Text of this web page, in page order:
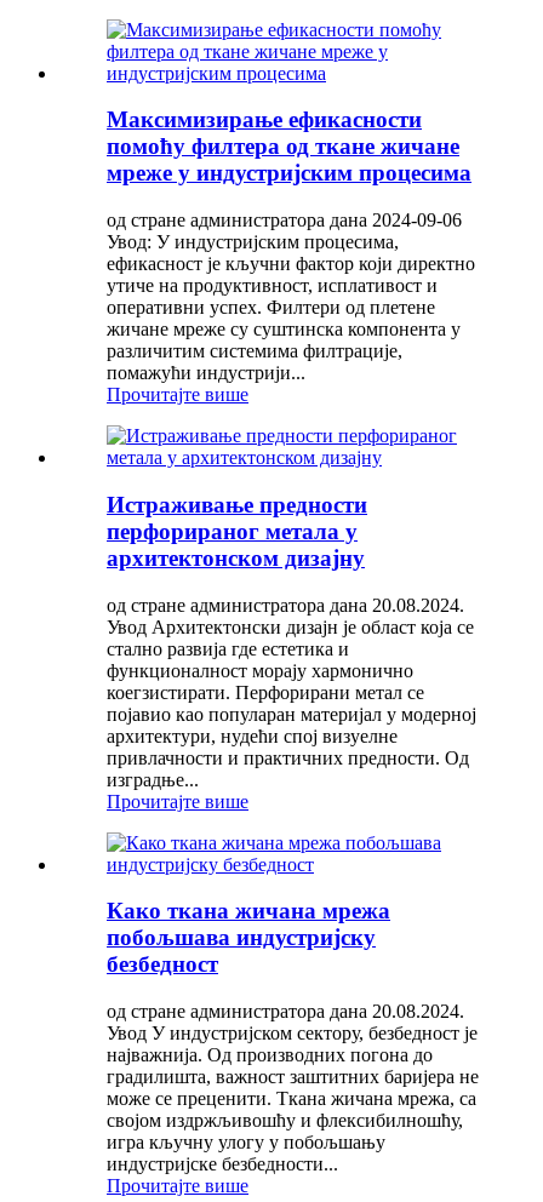
Максимизирање ефикасности
помоћу филтера од ткане жичане
мреже у индустријским процесима
од стране администратора дана 2024-09-06
Увод: У индустријским процесима,
ефикасност је кључни фактор који директно
утиче на продуктивност, исплативост и
оперативни успех. Филтери од плетене
жичане мреже су суштинска компонента у
различитим системима филтрације,
помажући индустрији...
Прочитајте више
Истраживање предности
перфорираног метала у
архитектонском дизајну
од стране администратора дана 20.08.2024.
Увод Архитектонски дизајн је област која се
стално развија где естетика и
функционалност морају хармонично
коегзистирати. Перфорирани метал се
појавио као популаран материјал у модерној
архитектури, нудећи спој визуелне
привлачности и практичних предности. Од
изградње...
Прочитајте више
Како ткана жичана мрежа
побољшава индустријску
безбедност
од стране администратора дана 20.08.2024.
Увод У индустријском сектору, безбедност је
најважнија. Од производних погона до
градилишта, важност заштитних баријера не
може се преценити. Ткана жичана мрежа, са
својом издржљивошћу и флексибилношћу,
игра кључну улогу у побољшању
индустријске безбедности...
Прочитајте више